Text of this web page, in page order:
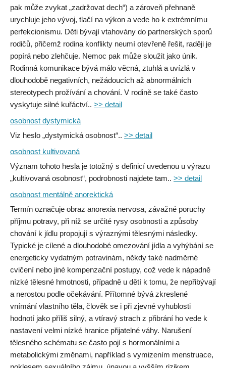
pak může zvykat „zadržovat dech“) a zároveň přehnaně
urychluje jeho vývoj, tlačí na výkon a vede ho k extrémnímu
perfekcionismu. Děti bývají vtahovány do partnerských sporů
rodičů, přičemž rodina konflikty neumí otevřeně řešit, raději je
popírá nebo zlehčuje. Nemoc pak může sloužit jako únik.
Rodinná komunikace bývá málo věcná, ztuhlá a uvízlá v
dlouhodobě negativních, nežádoucích až abnormálních
stereotypech prožívání a chování. V rodině se také často
vyskytuje silné kuřáctví.. >> detail
osobnost dystymická
Viz heslo „dystymická osobnost“.. >> detail
osobnost kultivovaná
Význam tohoto hesla je totožný s definicí uvedenou u výrazu
„kultivovaná osobnost“, podrobnosti najdete tam.. >> detail
osobnost mentálně anorektická
Termín označuje obraz anorexia nervosa, závažné poruchy
příjmu potravy, při níž se určité rysy osobnosti a způsoby
chování k jídlu propojují s výraznými tělesnými následky.
Typické je cílené a dlouhodobé omezování jídla a vyhýbání se
energeticky vydatným potravinám, někdy také nadměrné
cvičení nebo jiné kompenzační postupy, což vede k nápadně
nízké tělesné hmotnosti, případně u dětí k tomu, že nepřibývají
a nerostou podle očekávání. Přítomné bývá zkreslené
vnímání vlastního těla, člověk se i při zjevné vyhublosti
hodnotí jako příliš silný, a vtíravý strach z přibrání ho vede k
nastavení velmi nízké hranice přijatelné váhy. Narušení
tělesného schématu se často pojí s hormonálními a
metabolickými změnami, například s vymizením menstruace,